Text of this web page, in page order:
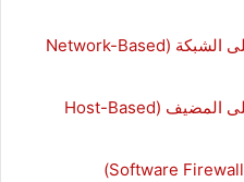
جدار الحماية المعتمد على الشبكة (Network-Based
جدار الحماية المعتمد على المضيف (Host-Based